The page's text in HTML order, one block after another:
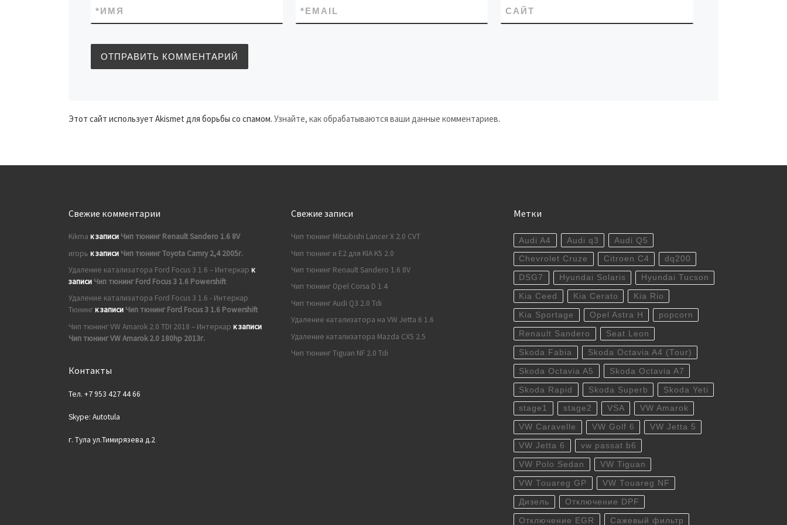
ИМЯ
* EMAIL
* САЙТ
Этот сайт использует Akismet для борьбы со спамом. Узнайте, как обрабатываются ваши данные комментариев.
Свежие комментарии
Kikma к записи Чип тюнинг Renault Sandero 1.6 8V
игорь к записи Чип тюнинг Toyota Camry 2,4 2005г.
Удаление катализатора Ford Focus 3 1.6 – Интеркар к
записи Чип тюнинг Ford Focus 3 1.6 Powershift
Удаление катализатора Ford Focus 3 1.6 - Интеркар
Тюнингк записи Чип тюнинг Ford Focus 3 1.6 Powershift
Чип тюнинг VW Amarok 2.0 TDI 2018 – Интеркар к записи
Чип тюнинг VW Amarok 2.0 180hp 2013г.
Контакты
Тел. +7 953 427 44 66
Skype: Autotula
г. Тула ул.Тимирязева д.2
Свежие записи
Чип тюнинг Mitsubishi Lancer X 2.0 CVT
Чип тюнинг и E2 для KIA K5 2.0
Чип тюнинг Renault Sandero 1.6 8V
Чип тюнинг Opel Corsa D 1.4
Чип тюнинг Audi Q3 2.0 Tdi
Удаление катализатора на VW Jetta 6 1.6
Удаление катализатора Mazda CX5 2.5
Чип тюнинг Tiguan NF 2.0 Tdi
Метки
Audi A4 Audi q3 Audi Q5
Chevrolet Cruze Citroen C4 dq200
DSG7 Hyundai Solaris Hyundai Tucson
Kia Ceed Kia Cerato Kia Rio
Kia Sportage Opel Astra H popcorn
Renault Sandero Seat Leon
Skoda Fabia Skoda Octavia A4 (Tour)
Skoda Octavia A5 Skoda Octavia A7
Skoda Rapid Skoda Superb Skoda Yeti
stage1 stage2 VSA VW Amarok
VW Caravelle VW Golf 6 VW Jetta 5
VW Jetta 6 vw passat b6
VW Polo Sedan VW Tiguan
VW Touareg GP VW Touareg NF
Дизель Отключение DPF
Отключение EGR Сажевый фильтр